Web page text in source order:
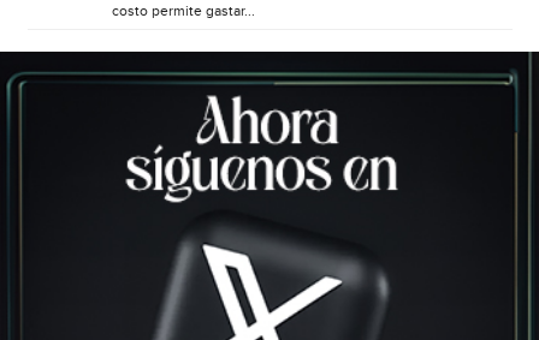
costo permite gastar...